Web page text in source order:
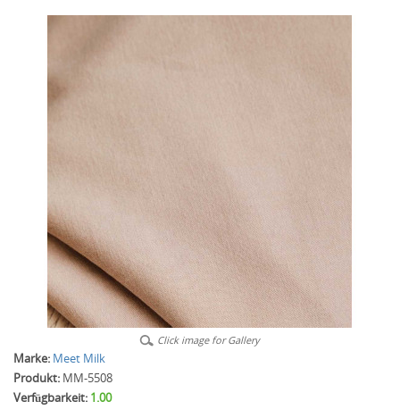
Click image for Gallery
Marke: Meet Milk
Produkt: MM-5508
Verfügbarkeit: 1.00